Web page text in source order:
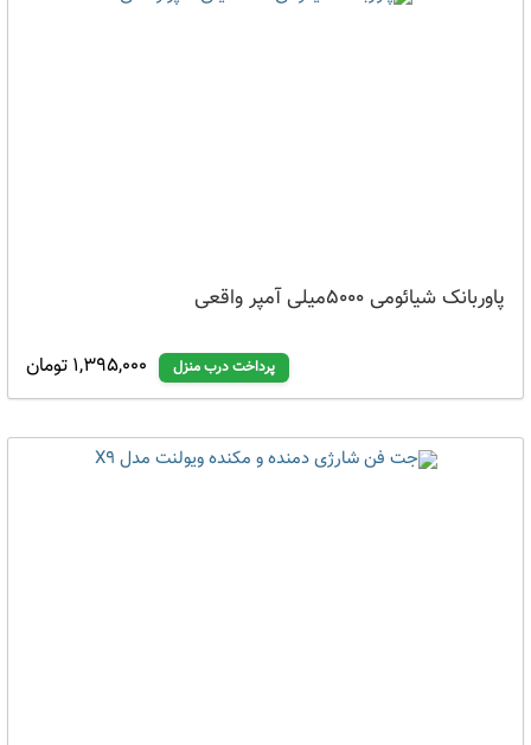
پاوربانک شیائومی 5000میلی آمپر واقعی
1,395,000 تومان پرداخت درب منزل